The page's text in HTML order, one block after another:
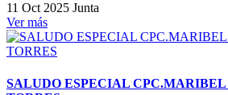
11 Oct 2025 Junta
Ver más
SALUDO ESPECIAL